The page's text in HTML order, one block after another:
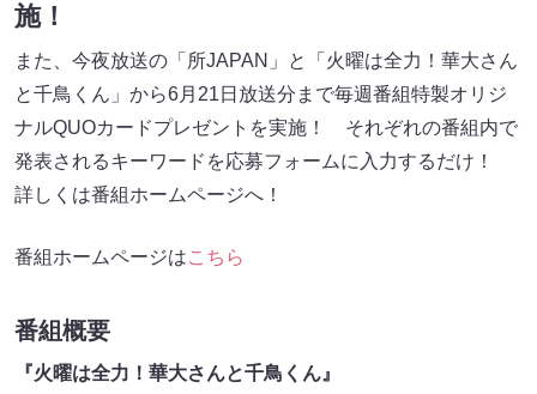
施！
また、今夜放送の「所JAPAN」と「火曜は全力！華大さん
と千鳥くん」から6月21日放送分まで毎週番組特製オリジ
ナルQUOカードプレゼントを実施！ それぞれの番組内で
発表されるキーワードを応募フォームに入力するだけ！
詳しくは番組ホームページへ！
番組ホームページはこちら
番組概要
『火曜は全力！華大さんと千鳥くん』